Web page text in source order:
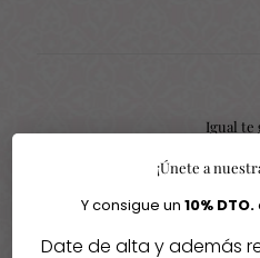
Igual te
¡Únete a
Y consigue un 10% DTO.
Date de alta y además